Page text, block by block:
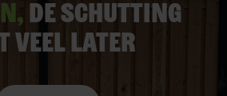
De schutting
veel later